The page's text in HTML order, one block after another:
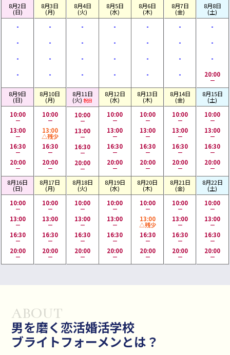
8月2日
(日)
-
-
-
-
8月3日
(月)
-
-
-
-
8月4日
(火)
-
-
-
-
8月5日
(水)
-
-
-
-
8月6日
(木)
-
-
-
-
8月7日
(金)
-
-
-
-
8月8日
(土)
-
-
-
20:00
－
8月9日
(日)
10:00
－
13:00
－
16:30
－
20:00
－
8月10日
(月)
10:00
－
13:00
△残少
16:30
－
20:00
－
8月11日
(火) 祝日
10:00
－
13:00
－
16:30
－
20:00
－
8月12日
(水)
10:00
－
13:00
－
16:30
－
20:00
－
8月13日
(木)
10:00
－
13:00
－
16:30
－
20:00
－
8月14日
(金)
10:00
－
13:00
－
16:30
－
20:00
－
8月15日
(土)
10:00
－
13:00
－
16:30
－
20:00
－
8月16日
(日)
10:00
－
13:00
－
16:30
－
20:00
－
8月17日
(月)
10:00
－
13:00
－
16:30
－
20:00
－
8月18日
(火)
10:00
－
13:00
－
16:30
－
20:00
－
8月19日
(水)
10:00
－
13:00
－
16:30
－
20:00
－
8月20日
(木)
10:00
－
13:00
△残少
16:30
－
20:00
－
8月21日
(金)
10:00
－
13:00
－
16:30
－
20:00
－
8月22日
(土)
10:00
－
13:00
－
16:30
－
20:00
－
男を磨く恋活婚活学校
ブライトフォーメンとは？